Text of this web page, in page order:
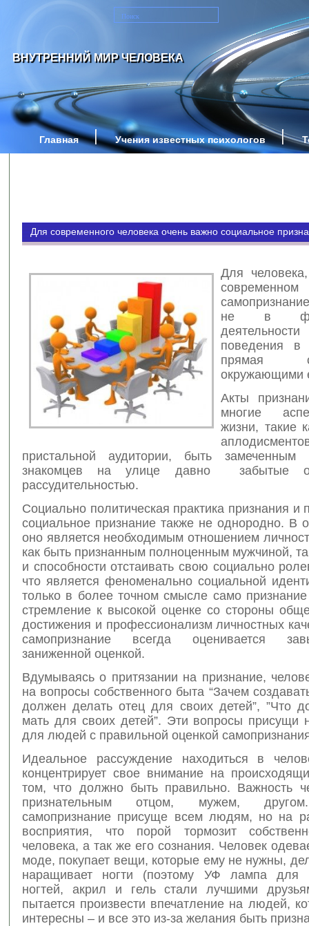
ВНУТРЕННИЙ МИР ЧЕЛОВЕКА
Главная Учения известных психологов
Для современного человека очень важно социальное
Для
не в
поведения в
прямая
окружающими
Акты
многие
жизни, такие
пристальной аудитории, быть
знакомцев на улице давно забытые
рассудительностью.
Социально политическая практика признания и
социальное признание также не однородно. В
оно является необходимым отношением
как быть признанным полноценным мужчиной,
и способности отстаивать свою социально
что является феноменально социальной
только в более точном смысле само
стремление к высокой оценке со стороны
достижения и профессионализм личностных
самопризнание всегда оценивается
заниженной оценкой.
Вдумываясь о притязании на признание,
на вопросы собственного быта “Зачем
должен делать отец для своих детей”, ”Что
мать для своих детей”. Эти вопросы присущи
для людей с правильной оценкой
Идеальное рассуждение находиться в
концентрирует свое внимание на
том, что должно быть правильно. Важность
признательным отцом, мужем,
самопризнание присуще всем людям, но на
восприятия, что порой тормозит
человека, а так же его сознания. Человек
моде, покупает вещи, которые ему не нужны,
наращивает ногти (поэтому УФ лампа для
ногтей, акрил и гель стали лучшими
пытается произвести впечатление на людей,
интересны – и все это из-за желания быть